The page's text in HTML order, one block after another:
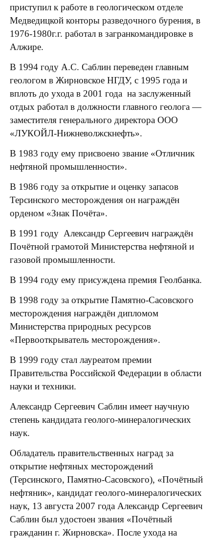
приступил к работе в геологическом отделе
Медведицкой конторы разведочного бурения, в
1976-1980г.г. работал в загранкомандировке в
Алжире.
В 1994 году А.С. Саблин переведен главным
геологом в Жирновское НГДУ, с 1995 года и
вплоть до ухода в 2001 года на заслуженный
отдых работал в должности главного геолога —
заместителя генерального директора ООО
«ЛУКОЙЛ-Нижневолжскнефть».
В 1983 году ему присвоено звание «Отличник
нефтяной промышленности».
В 1986 году за открытие и оценку запасов
Терсинского месторождения он награждён
орденом «Знак Почёта».
В 1991 году Александр Сергеевич награждён
Почётной грамотой Министерства нефтяной и
газовой промышленности.
В 1994 году ему присуждена премия Геолбанка.
В 1998 году за открытие Памятно-Сасовского
месторождения награждён дипломом
Министерства природных ресурсов
«Первооткрыватель месторождения».
В 1999 году стал лауреатом премии
Правительства Российской Федерации в области
науки и техники.
Александр Сергеевич Саблин имеет научную
степень кандидата геолого-минералогических
наук.
Обладатель правительственных наград за
открытие нефтяных месторождений
(Терсинского, Памятно-Сасовского), «Почётный
нефтяник», кандидат геолого-минералогических
наук, 13 августа 2007 года Александр Сергеевич
Саблин был удостоен звания «Почётный
гражданин г. Жирновска». После ухода на